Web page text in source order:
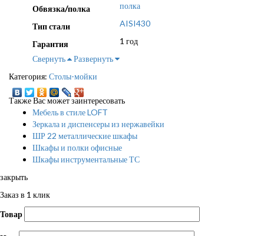
Обвязка/полка полка
Тип стали AISI430
Гарантия
1 год
Свернуть
Развернуть
Категория: Столы-мойки
Также Вас может заинтересовать
Мебель в стиле LOFT
Зеркала и диспенсеры из нержавейки
ШР 22 металлические шкафы
Шкафы и полки офисные
Шкафы инструментальные ТС
закрыть
Заказ в 1 клик
Товар